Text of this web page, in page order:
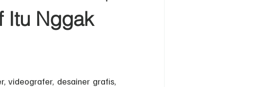
Itu Nggak
videografer, desainer grafis,